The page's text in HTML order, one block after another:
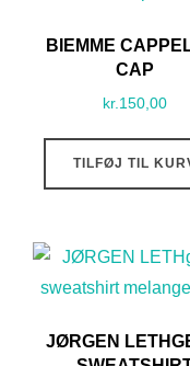
BIEMME
CAP
kr.150,00
TILFØJ TIL
JØRGEN